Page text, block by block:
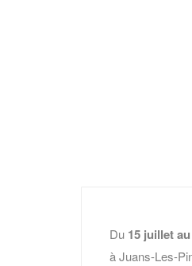
Du 15 juillet
à Juans-Les-